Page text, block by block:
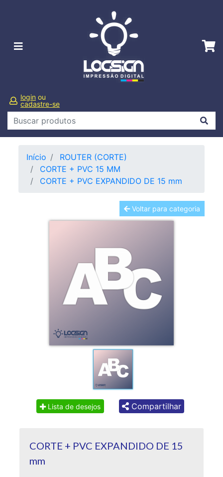
login ou
cadastre-se
Início
ROUTER (CORTE)
CORTE + PVC 15 MM
CORTE + PVC EXPANDIDO DE 15 mm
Voltar para categoria
Lista de desejos Compartilhar
CORTE + PVC EXPANDIDO DE 15
mm